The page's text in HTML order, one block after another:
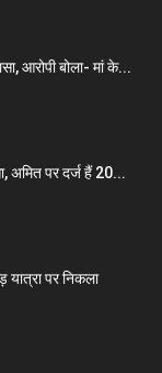
आरोपी बोला- मां के...
अमित पर दर्ज हैं 20...
पर निकला